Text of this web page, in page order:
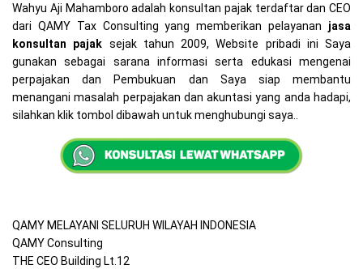
Wahyu Aji Mahamboro adalah konsultan pajak terdaftar dan CEO
dari QAMY Tax Consulting yang memberikan pelayanan jasa
konsultan pajak sejak tahun 2009, Website pribadi ini Saya
gunakan sebagai sarana informasi serta edukasi mengenai
perpajakan dan Pembukuan dan Saya siap membantu
menangani masalah perpajakan dan akuntasi yang anda hadapi,
silahkan klik tombol dibawah untuk menghubungi saya..
QAMY MELAYANI SELURUH WILAYAH INDONESIA
QAMY Consulting
THE CEO Building Lt.12